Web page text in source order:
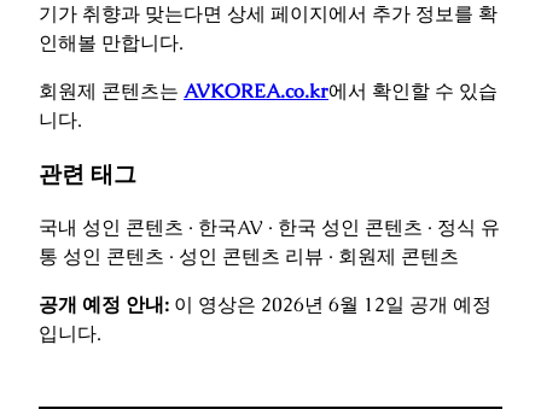
기가 취향과 맞는다면 상세 페이지에서 추가 정보를 확
인해볼 만합니다.
회원제 콘텐츠는 AVKOREA.co.kr에서 확인할 수 있습
니다.
관련 태그
국내 성인 콘텐츠 · 한국AV · 한국 성인 콘텐츠 · 정식 유
통 성인 콘텐츠 · 성인 콘텐츠 리뷰 · 회원제 콘텐츠
공개 예정 안내: 이 영상은 2026년 6월 12일 공개 예정
입니다.